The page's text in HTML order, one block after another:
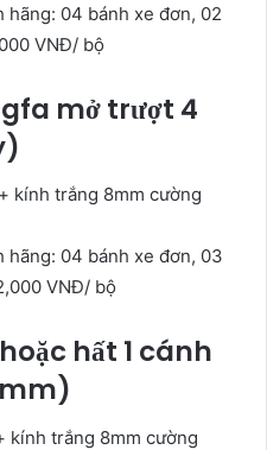
hãng: 04 bánh xe đơn, 02
VNĐ/ bộ
mở trượt 4
kính trắng 8mm cường
hãng: 04 bánh xe đơn, 03
VNĐ/ bộ
hất 1 cánh
kính trắng 8mm cường